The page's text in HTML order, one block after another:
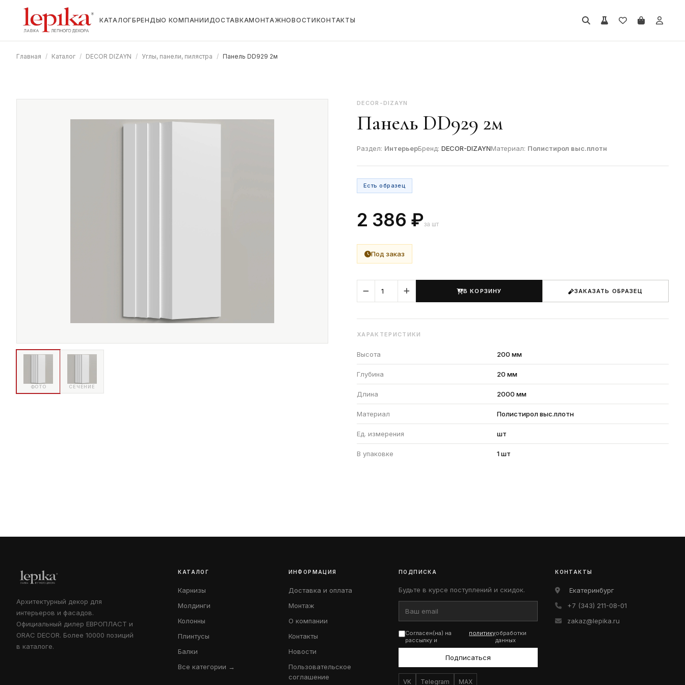
КАТАЛОГБРЕНДЫО КОМПАНИИДОСТАВКАМОНТАЖНОВОСТИКОНТАКТЫ
Главная / Каталог / DECOR DIZAYN / Углы, панели, пилястра / Панель DD929 2м
ФОТО СЕЧЕНИЕ
DECOR-DIZAYN
Панель DD929 2м
Раздел: ИнтерьерБренд: DECOR-DIZAYNМатериал: Полистирол выс.плотн
Есть образец
2 386 ₽за шт
Под заказ
В КОРЗИНУ ЗАКАЗАТЬ ОБРАЗЕЦ
ХАРАКТЕРИСТИКИ
Высота 200 мм
Глубина 20 мм
Длина 2000 мм
Материал Полистирол выс.плотн
Ед. измерения шт
В упаковке 1 шт
Архитектурный декор для
интерьеров и фасадов.
Официальный дилер ЕВРОПЛАСТ и
ORAC DECOR. Более 10000 позиций
в каталоге.
КАТАЛОГ
Карнизы
Молдинги
Колонны
Плинтусы
Балки
Все категории →
ИНФОРМАЦИЯ
Доставка и оплата
Монтаж
О компании
Контакты
Новости
Пользовательское
соглашение
ПОДПИСКА
Будьте в курсе поступлений и скидок.
Согласен(на) на
рассылку и
политикуобработки
данных
Подписаться
VK Telegram MAX
КОНТАКТЫ
Екатеринбург
+7 (343) 211-08-01
zakaz@lepika.ru